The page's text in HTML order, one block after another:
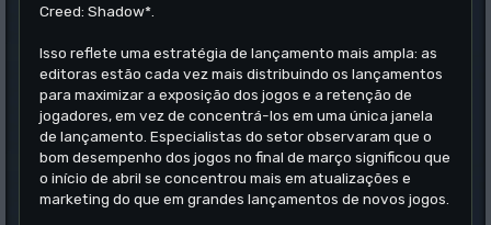
Creed: Shadow*.
Isso reflete uma estratégia de lançamento mais ampla: as
editoras estão cada vez mais distribuindo os lançamentos
para maximizar a exposição dos jogos e a retenção de
jogadores, em vez de concentrá-los em uma única janela
de lançamento. Especialistas do setor observaram que o
bom desempenho dos jogos no final de março significou que
o início de abril se concentrou mais em atualizações e
marketing do que em grandes lançamentos de novos jogos.